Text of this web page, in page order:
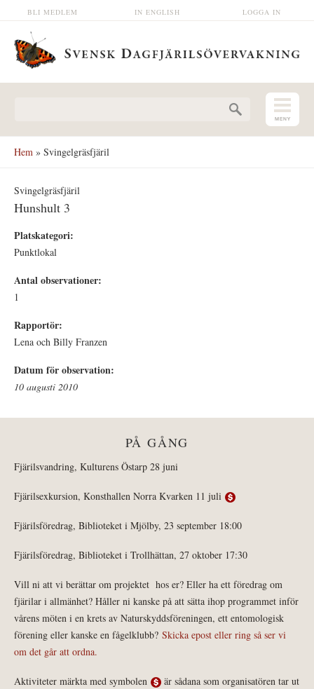
Hoppa till huvudinnehåll LOGGA IN
IN ENGLISH
BLI MEDLEM
Hem » Svingelgräsfjäril
Svingelgräsfjäril
Hunshult 3
Platskategori:
Punktlokal
Antal observationer:
1
Rapportör:
Lena och Billy Franzen
Datum för observation:
10 augusti 2010
PÅ GÅNG
Fjärilsvandring, Kulturens Östarp 28 juni
Fjärilsexkursion, Konsthallen Norra Kvarken 11 juli
Fjärilsföredrag, Biblioteket i Mjölby, 23 september 18:00
Fjärilsföredrag, Biblioteket i Trollhättan, 27 oktober 17:30
Vill ni att vi berättar om projektet hos er? Eller ha ett föredrag om
fjärilar i allmänhet? Håller ni kanske på att sätta ihop programmet inför
vårens möten i en krets av Naturskyddsföreningen, ett entomologisk
förening eller kanske en fågelklubb? Skicka epost eller ring så ser vi
om det går att ordna.
Aktiviteter märkta med symbolen
är sådana som organisatören tar ut